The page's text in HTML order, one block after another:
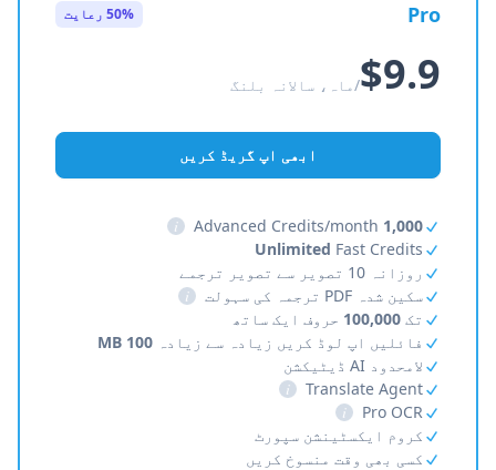
Pro 50% رعایت
$9.9/ماہ، سالانہ بلنگ
ابھی اپ گریڈ کریں
1,000
i
Unlimited Fast Credits
روزانہ 10 تصویر سے تصویر ترجمے
سکین شدہ PDF ترجمہ کی سہولت
i
تک 100,000 حروف ایک ساتھ
فائلیں اپ لوڈ کریں زیادہ سے زیادہ 100 MB
لامحدود AI ڈیٹیکشن
Translate Agent
i
Pro OCR
i
کروم ایکسٹینشن سپورٹ
کسی بھی وقت منسوخ کریں